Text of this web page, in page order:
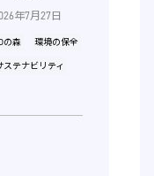
年7月27日
の森 環境の保全
ステナビリティ